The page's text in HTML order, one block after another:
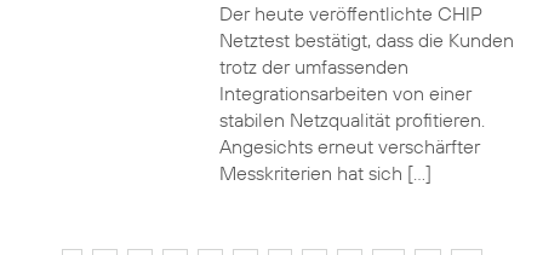
Der heute veröffentlichte CHIP
Netztest bestätigt, dass die Kunden
trotz der umfassenden
Integrationsarbeiten von einer
stabilen Netzqualität profitieren.
Angesichts erneut verschärfter
Messkriterien hat sich […]